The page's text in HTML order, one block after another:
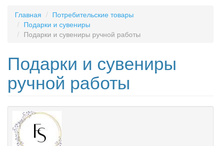
Главная
Потребительские товары
Подарки и сувениры
Подарки и сувениры ручной работы
Подарки и сувениры
ручной работы